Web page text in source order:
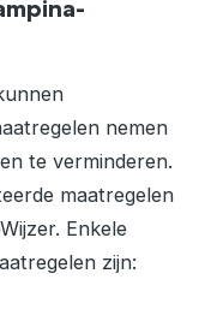
nemen
te verminderen.
maatregelen
Enkele
zijn: